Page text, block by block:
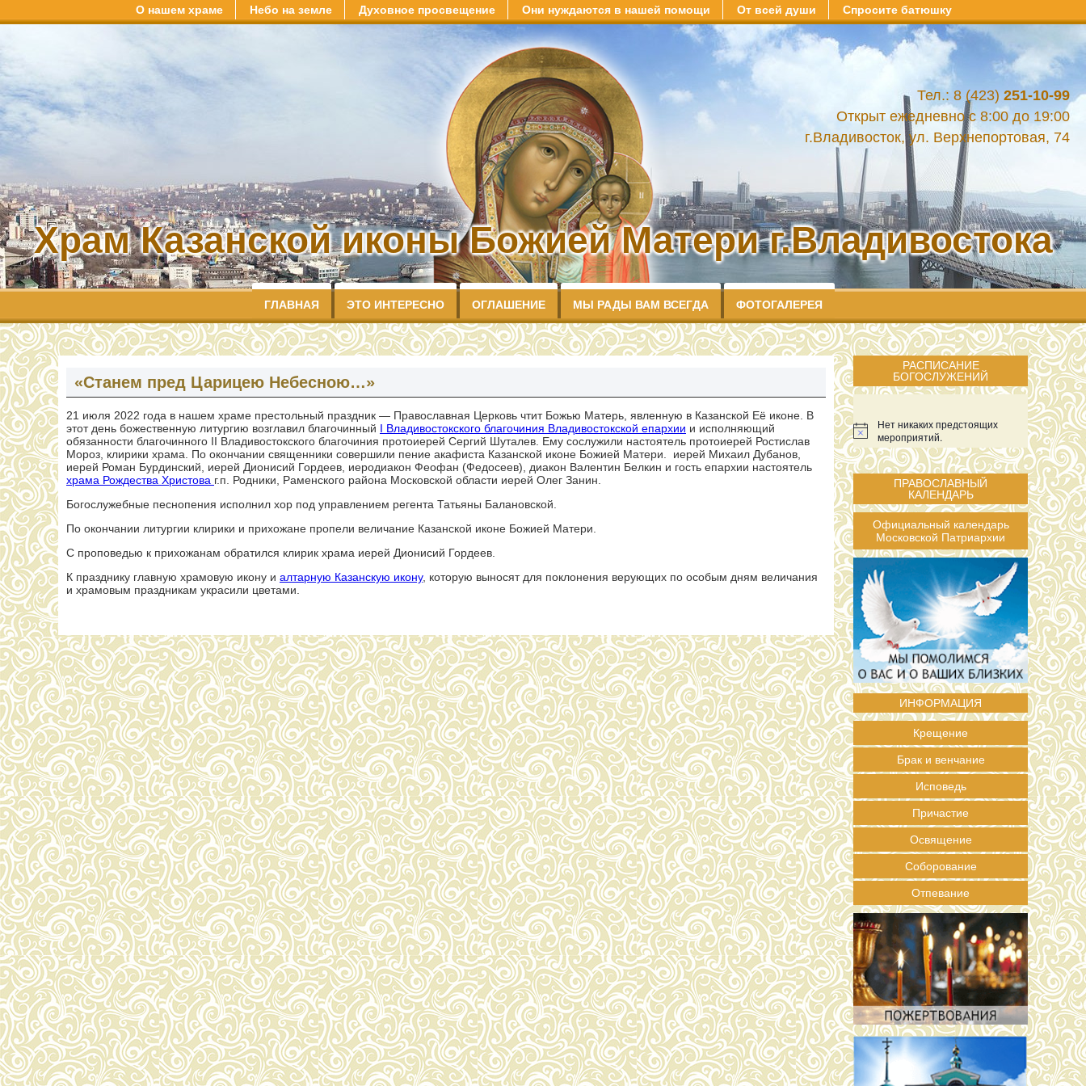
О нашем храме Небо на земле Духовное просвещение Они нуждаются в нашей помощи От всей души Спросите батюшку
Тел.: 8 (423) 251-10-99
Открыт ежедневно с 8:00 до 19:00
г.Владивосток, ул. Верхнепортовая, 74
Храм Казанской иконы Божией Матери г.Владивостока
ГЛАВНАЯ ЭТО ИНТЕРЕСНО ОГЛАШЕНИЕ МЫ РАДЫ ВАМ ВСЕГДА ФОТОГАЛЕРЕЯ
«Станем пред Царицею Небесною…»
21 июля 2022 года в нашем храме престольный праздник — Православная Церковь чтит Божью Матерь, явленную в Казанской Её иконе. В
этот день божественную литургию возглавил благочинный I Владивостокского благочиния Владивостокской епархии и исполняющий
обязанности благочинного II Владивостокского благочиния протоиерей Сергий Шуталев. Ему сослужили настоятель протоиерей Ростислав
Мороз, клирики храма. По окончании священники совершили пение акафиста Казанской иконе Божией Матери. иерей Михаил Дубанов,
иерей Роман Бурдинский, иерей Дионисий Гордеев, иеродиакон Феофан (Федосеев), диакон Валентин Белкин и гость епархии настоятель
храма Рождества Христова г.п. Родники, Раменского района Московской области иерей Олег Занин.
Богослужебные песнопения исполнил хор под управлением регента Татьяны Балановской.
По окончании литургии клирики и прихожане пропели величание Казанской иконе Божией Матери.
С проповедью к прихожанам обратился клирик храма иерей Дионисий Гордеев.
К празднику главную храмовую икону и алтарную Казанскую икону, которую выносят для поклонения верующих по особым дням величания
и храмовым праздникам украсили цветами.
РАСПИСАНИЕ
БОГОСЛУЖЕНИЙ
Нет никаких предстоящих
мероприятий.
ПРАВОСЛАВНЫЙ
КАЛЕНДАРЬ
Официальный календарь
Московской Патриархии
ИНФОРМАЦИЯ
Крещение
Брак и венчание
Исповедь
Причастие
Освящение
Соборование
Отпевание